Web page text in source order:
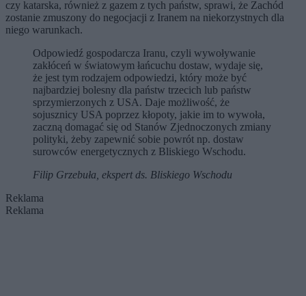
czy katarska, również z gazem z tych państw, sprawi, że Zachód
zostanie zmuszony do negocjacji z Iranem na niekorzystnych dla
niego warunkach.
Odpowiedź gospodarcza Iranu, czyli wywoływanie
zakłóceń w światowym łańcuchu dostaw, wydaje się,
że jest tym rodzajem odpowiedzi, który może być
najbardziej bolesny dla państw trzecich lub państw
sprzymierzonych z USA. Daje możliwość, że
sojusznicy USA poprzez kłopoty, jakie im to wywoła,
zaczną domagać się od Stanów Zjednoczonych zmiany
polityki, żeby zapewnić sobie powrót np. dostaw
surowców energetycznych z Bliskiego Wschodu.
Filip Grzebuła, ekspert ds. Bliskiego Wschodu
Reklama
Reklama